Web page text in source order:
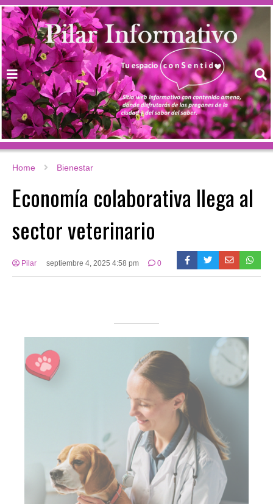
Home Bienestar
Economía colaborativa llega al
sector veterinario
Pilar septiembre 4, 2025 4:58 pm 0